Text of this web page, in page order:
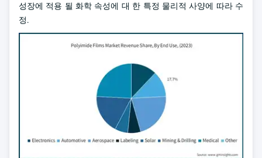
성장에 적용 될 화학 속성에 대 한 특정 물리적 사양에 따라 수
정.